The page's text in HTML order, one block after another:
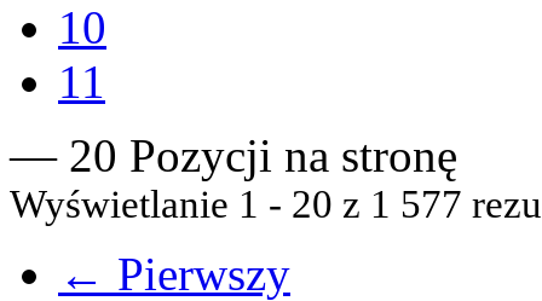
10
11
— 20 Pozycji na stronę
Wyświetlanie 1 - 20 z 1 577
← Pierwszy